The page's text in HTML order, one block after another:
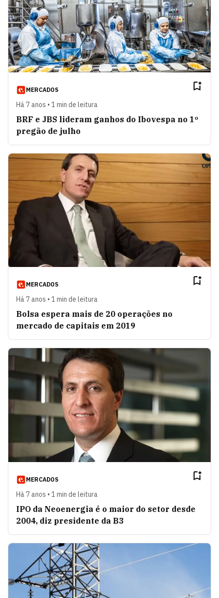
MERCADOS
Há 7 anos • 1 min de leitura
BRF e JBS lideram ganhos do Ibovespa no 1º
pregão de julho
MERCADOS
Há 7 anos • 1 min de leitura
Bolsa espera mais de 20 operações no
mercado de capitais em 2019
MERCADOS
Há 7 anos • 1 min de leitura
IPO da Neoenergia é o maior do setor desde
2004, diz presidente da B3